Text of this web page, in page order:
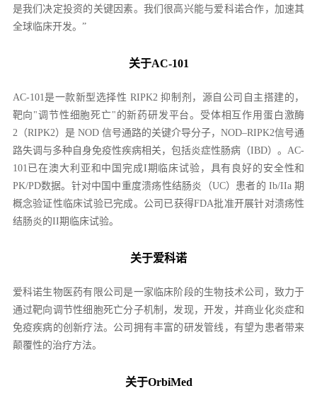
是我们决定投资的关键因素。我们很高兴能与爱科诺合作，加速其
全球临床开发。”
关于AC-101
AC-101是一款新型选择性 RIPK2 抑制剂，源自公司自主搭建的，
靶向"调节性细胞死亡"的新药研发平台。受体相互作用蛋白激酶
2（RIPK2）是 NOD 信号通路的关键介导分子，NOD–RIPK2信号通
路失调与多种自身免疫性疾病相关，包括炎症性肠病（IBD）。AC-
101已在澳大利亚和中国完成I期临床试验，具有良好的安全性和
PK/PD数据。针对中国中重度溃疡性结肠炎（UC）患者的 Ib/IIa 期
概念验证性临床试验已完成。公司已获得FDA批准开展针对溃疡性
结肠炎的II期临床试验。
关于爱科诺
爱科诺生物医药有限公司是一家临床阶段的生物技术公司，致力于
通过靶向调节性细胞死亡分子机制，发现，开发，并商业化炎症和
免疫疾病的创新疗法。公司拥有丰富的研发管线，有望为患者带来
颠覆性的治疗方法。
关于OrbiMed